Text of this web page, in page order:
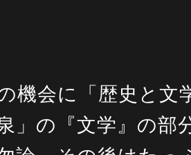
機会に「歴史と文
」の『文学』の部